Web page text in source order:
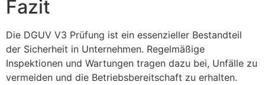
Fazit
Die DGUV V3 Prüfung ist ein essenzieller Bestandteil
der Sicherheit in Unternehmen. Regelmäßige
Inspektionen und Wartungen tragen dazu bei, Unfälle zu
vermeiden und die Betriebsbereitschaft zu erhalten.